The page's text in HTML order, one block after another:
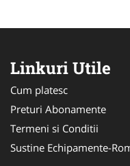
Linkuri Utile
Cum platesc
Preturi Abonamente
Termeni si Conditii
Sustine Echipamente-